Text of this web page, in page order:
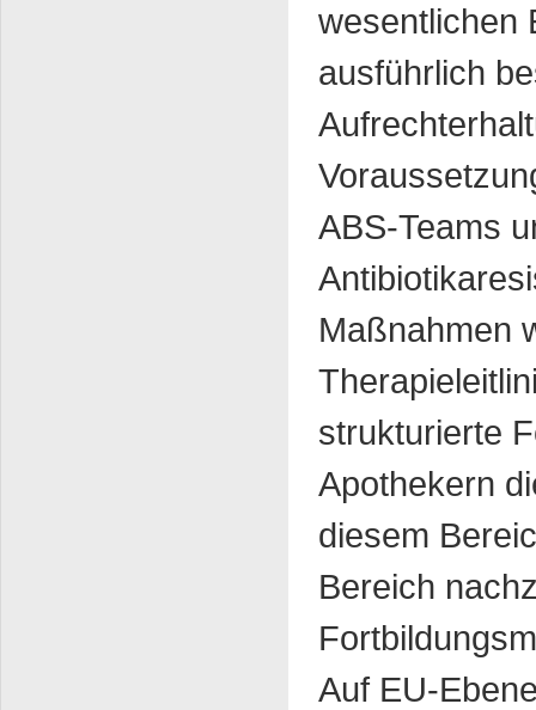
wesentlichen
ausführlich
ABS-Teams
Maßnahmen
strukturierte
Apothekern
diesem
Bereich
Auf EU-